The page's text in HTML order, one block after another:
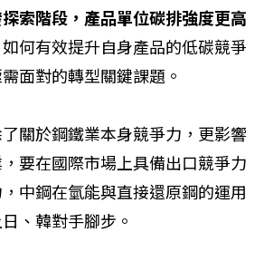
索階段，產品單位碳排強度更高
如何有效提升自身產品的低碳競爭
面對的轉型關鍵課題。
關於鋼鐵業本身競爭力，更影響
要在國際市場上具備出口競爭力
中鋼在氫能與直接還原鋼的運用
、韓對手腳步。